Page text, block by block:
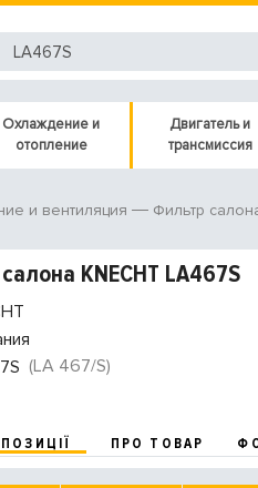
Охлаждение и
отопление
Двигатель и
трансмиссия
и вентиляция Фильтр
KNECHT LA467S
(LA 467/S)
ПРО ТОВАР